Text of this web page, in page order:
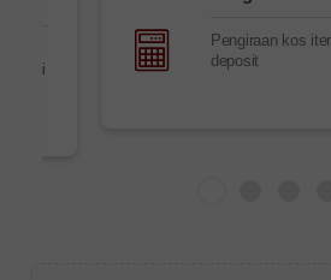
terkini
Pengiraan kos
deposit